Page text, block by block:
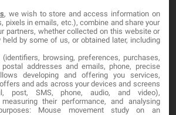
, we wish to store and access information on
pixels in emails, etc.), combine and share your
partners, whether collected on this website or
held by some of us, or obtained later, including
browsing, preferences, purchases,
postal addresses and emails, phone, precise
developing and offering you services,
and ads across your devices and screens
post, SMS, phone, audio, and video),
their performance, and analysing
Mouse movement study on an